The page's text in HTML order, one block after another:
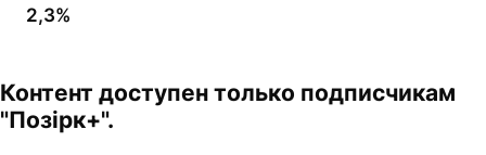
2,3%
Контент доступен только подписчикам
"Позірк+".